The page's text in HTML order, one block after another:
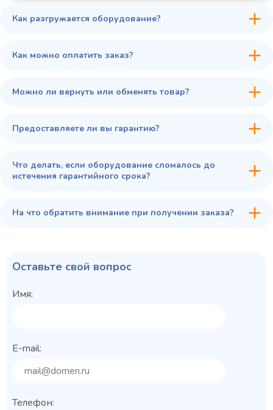
45 900 ₽
Как разгружается оборудование?
Как можно оплатить заказ?
Можно ли вернуть или обменять товар?
Предоставляете ли вы гарантию?
Что делать, если оборудование сломалось до
истечения гарантийного срока?
На что обратить внимание при получении заказа?
Оставьте свой вопрос
Имя:
E-mail:
Телефон: